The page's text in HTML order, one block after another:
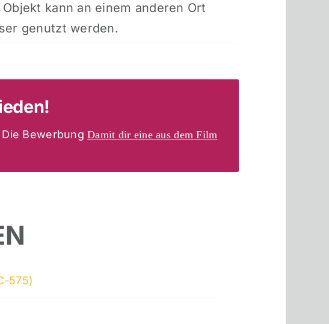
Objekt kann an einem anderen Ort
genutzt werden.
Die BewerbungDamit dir eine aus dem Film
575)